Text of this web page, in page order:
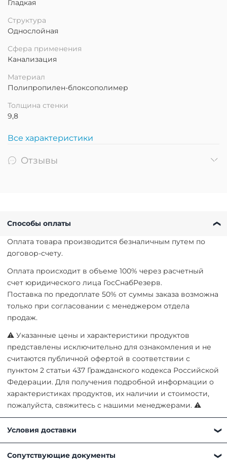
Гладкая
Структура
Однослойная
Сфера применения
Канализация
Материал
Полипропилен-блоксополимер
Толщина стенки
9,8
Все характеристики
Отзывы
Способы оплаты
Оплата товара производится безналичным путем по
договор-счету.
Оплата происходит в объеме 100% через расчетный
счет юридического лица ГосСнабРезерв.
Поставка по предоплате 50% от суммы заказа возможна
только при согласовании с менеджером отдела
продаж.
⚠ Указанные цены и характеристики продуктов
представлены исключительно для ознакомления и не
считаются публичной офертой в соответствии с
пунктом 2 статьи 437 Гражданского кодекса Российской
Федерации. Для получения подробной информации о
характеристиках продуктов, их наличии и стоимости,
пожалуйста, свяжитесь с нашими менеджерами. ⚠
Условия доставки
способом:
Сопутствующие документы